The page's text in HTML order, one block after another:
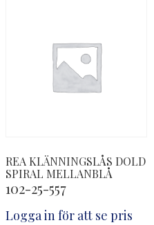
REA KLÄNNINGSLÅS DOLD
SPIRAL MELLANBLÅ
102-25-557
Logga in för att se pris